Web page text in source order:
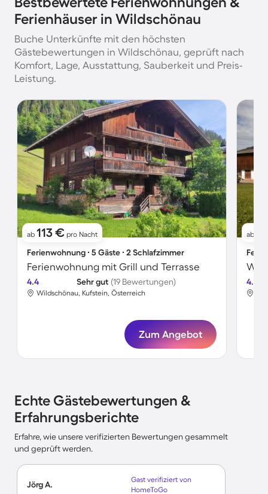
Ferienhäuser in Wildschönau
Buche Unterkünfte mit den höchsten
Gästebewertungen in Wildschönau, geprüft nach
Komfort, Lage, Ausstattung, Sauberkeit und Preis-
Leistung.
ab 113 € pro Nacht
Ferienwohnung ∙ 5 Gäste ∙ 2 Schlafzimmer
Ferienwohnung mit Grill und Terrasse
4.4 Sehr gut (19 Bewertungen)
Wildschönau, Kufstein, Österreich
Zum Angebot
ab
4.6
Echte Gästebewertungen &
Erfahrungsberichte
Erfahre, wie unsere verifizierten Bewertungen gesammelt
und geprüft werden.
Jörg A.
Gast verifiziert von
HomeToGo